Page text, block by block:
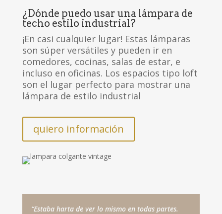
¿Dónde puedo usar una lámpara de
techo estilo industrial?
¡En casi cualquier lugar! Estas lámparas
son súper versátiles y pueden ir en
comedores, cocinas, salas de estar, e
incluso en oficinas. Los espacios tipo loft
son el lugar perfecto para mostrar una
lámpara de estilo industrial
quiero información
“Estaba harta de ver lo mismo en todas partes.